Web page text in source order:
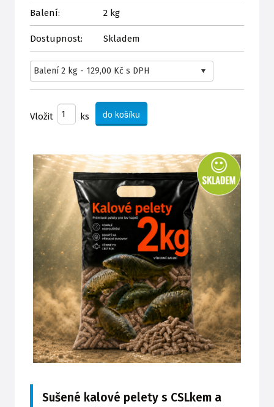
Balení: 2 kg
Dostupnost: Skladem
Vložit ks
Sušené kalové pelety s CSLkem a